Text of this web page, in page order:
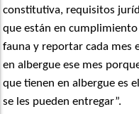
constitutiva, requisitos
que están en
fauna y reportar cada mes
en albergue ese mes
que tienen en albergue es
se les pueden entregar”.